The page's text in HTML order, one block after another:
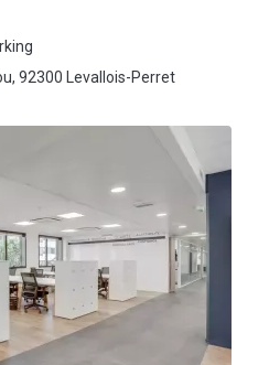
Avenue Georges Pompidou, 92300 Levallois-Perret